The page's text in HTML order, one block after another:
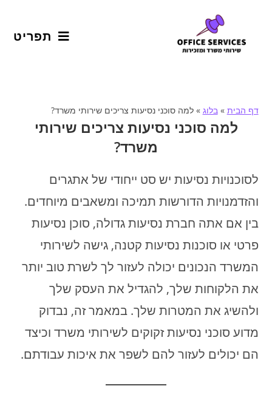
תפריט
דף הבית »בלוג »למה סוכני נסיעות צריכים שירותי משרד?
למה סוכני נסיעות צריכים שירותי
משרד?
לסוכנויות נסיעות יש סט ייחודי של אתגרים
והזדמנויות הדורשות תמיכה ומשאבים מיוחדים.
בין אם אתה חברת נסיעות גדולה, סוכן נסיעות
פרטי או סוכנות נסיעות קטנה, גישה לשירותי
המשרד הנכונים יכולה לעזור לך לשרת טוב יותר
את הלקוחות שלך, להגדיל את העסק שלך
ולהשיג את המטרות שלך. במאמר זה, נבדוק
מדוע סוכני נסיעות זקוקים לשירותי משרד וכיצד
הם יכולים לעזור להם לשפר את איכות עבודתם.